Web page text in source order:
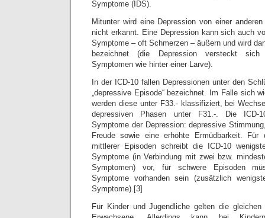
Symptome (IDS).
Mitunter wird eine Depression von einer
nicht erkannt. Eine Depression kann sich auch
Symptome – oft Schmerzen – äußern und wird
bezeichnet (die Depression versteckt
Symptomen wie hinter einer Larve).
In der ICD-10 fallen Depressionen unter den
„depressive Episode“ bezeichnet. Im Falle sich
werden diese unter F33.- klassifiziert, bei
depressiven Phasen unter F31.-. Die ICD-
Symptome der Depression: depressive
Freude sowie eine erhöhte Ermüdbarkeit. Für
mittlerer Episoden schreibt die ICD-10
Symptome (in Verbindung mit zwei bzw.
Symptomen) vor, für schwere Episoden
Symptome vorhanden sein (zusätzlich
Symptome).[3]
Für Kinder und Jugendliche gelten die